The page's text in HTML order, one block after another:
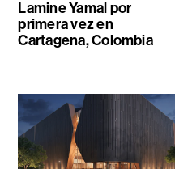
Lamine Yamal por
primera vez en
Cartagena, Colombia